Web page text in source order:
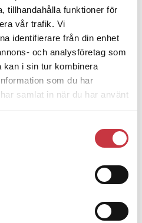
tillhandahålla funktioner för
vår trafik. Vi
identifierare från din enhet
och analysföretag som
i sin tur kombinera
som du har
samlat in när du har använt
fel: ”Kommer att
om forskarnas